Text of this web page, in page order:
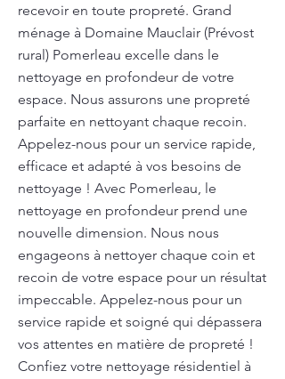
recevoir en toute propreté. Grand
ménage à Domaine Mauclair (Prévost
rural) Pomerleau excelle dans le
nettoyage en profondeur de votre
espace. Nous assurons une propreté
parfaite en nettoyant chaque recoin.
Appelez-nous pour un service rapide,
efficace et adapté à vos besoins de
nettoyage ! Avec Pomerleau, le
nettoyage en profondeur prend une
nouvelle dimension. Nous nous
engageons à nettoyer chaque coin et
recoin de votre espace pour un résultat
impeccable. Appelez-nous pour un
service rapide et soigné qui dépassera
vos attentes en matière de propreté !
Confiez votre nettoyage résidentiel à